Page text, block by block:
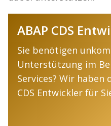
ABAP CDS
Sie benötigen
Unterstützung im
Services? Wir haben
CDS Entwickler für